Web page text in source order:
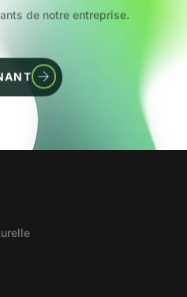
de notre entreprise.